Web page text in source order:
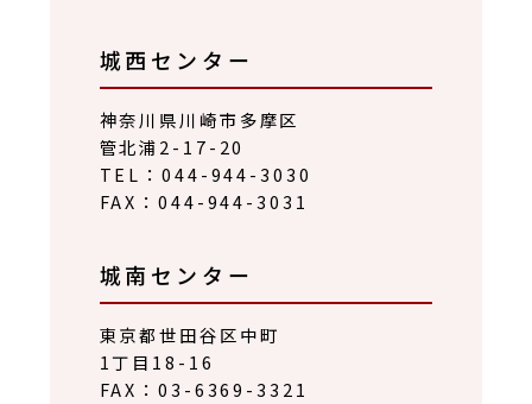
城西センター
神奈川県川崎市多摩区
管北浦2-17-20
TEL：044-944-3030
FAX：044-944-3031
城南センター
東京都世田谷区中町
1丁目18-16
FAX：03-6369-3321